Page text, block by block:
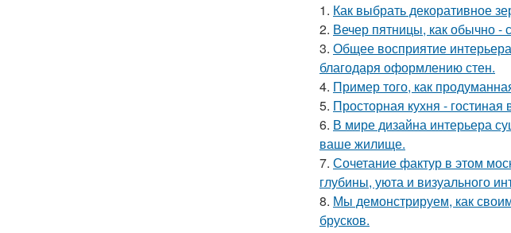
1. Как выбрать декоративное
2. Вечер пятницы, как обычно -
3. Общее восприятие
благодаря оформлению стен.
4. Пример того, как
5. Просторная кухня -
6. В мире дизайна интерьера
ваше жилище.
7. Сочетание фактур в этом
глубины, уюта и визуального
8. Мы демонстрируем, как
брусков.